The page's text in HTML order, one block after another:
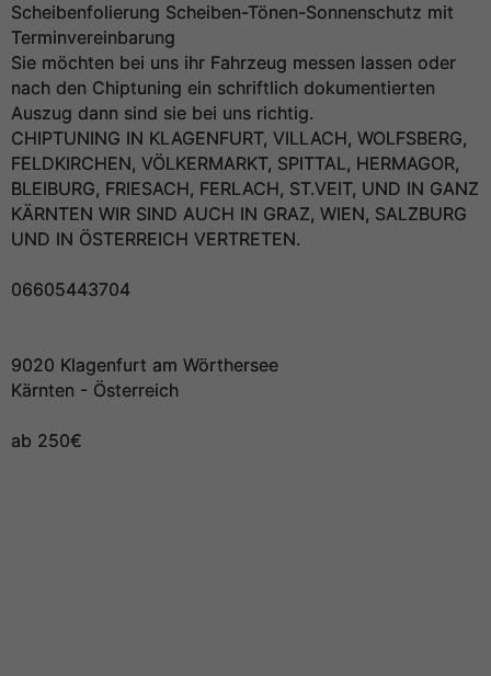
Scheibenfolierung Scheiben-Tönen-Sonnenschutz mit
Terminvereinbarung
Sie möchten bei uns ihr Fahrzeug messen lassen oder
nach den Chiptuning ein schriftlich dokumentierten
Auszug dann sind sie bei uns richtig.
CHIPTUNING IN KLAGENFURT, VILLACH, WOLFSBERG,
FELDKIRCHEN, VÖLKERMARKT, SPITTAL, HERMAGOR,
BLEIBURG, FRIESACH, FERLACH, ST.VEIT, UND IN GANZ
KÄRNTEN WIR SIND AUCH IN GRAZ, WIEN, SALZBURG
UND IN ÖSTERREICH VERTRETEN.
06605443704
9020 Klagenfurt am Wörthersee
Kärnten - Österreich
ab 250€